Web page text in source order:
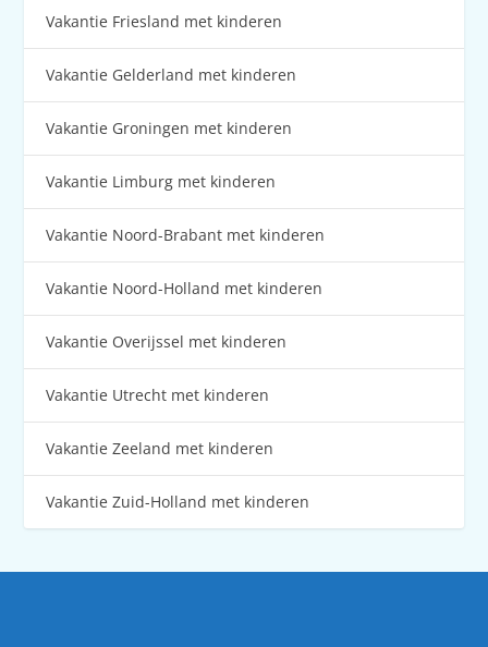
Vakantie Friesland met kinderen
Vakantie Gelderland met kinderen
Vakantie Groningen met kinderen
Vakantie Limburg met kinderen
Vakantie Noord-Brabant met kinderen
Vakantie Noord-Holland met kinderen
Vakantie Overijssel met kinderen
Vakantie Utrecht met kinderen
Vakantie Zeeland met kinderen
Vakantie Zuid-Holland met kinderen